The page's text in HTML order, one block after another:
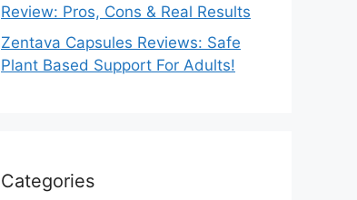
Review: Pros, Cons & Real Results
Zentava Capsules Reviews: Safe
Plant Based Support For Adults!
Categories